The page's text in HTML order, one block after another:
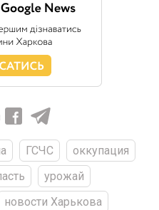
ГСЧС
оккупация
урожай
новости Харькова